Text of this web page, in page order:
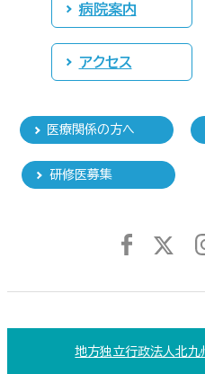
病院案内
アクセス
医療関係の方へ
研修医募集
地方独立行政法人北九